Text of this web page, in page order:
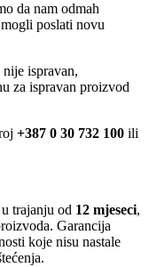
da nam odmah
poslati novu
ispravan,
za ispravan proizvod
+387 0 30 732 100 ili
trajanju od 12 mjeseci,
Garancija
koje nisu nastale